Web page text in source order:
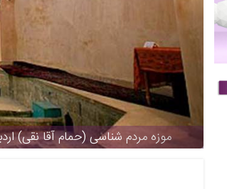
موزه مردم شناسی (حمام آقا نقی)